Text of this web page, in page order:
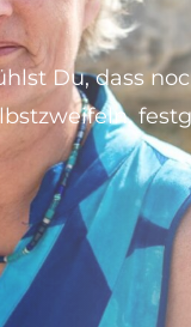
Du, dass